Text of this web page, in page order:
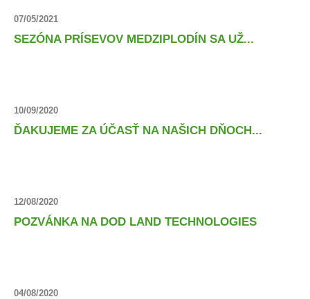
07/05/2021
SEZÓNA PRÍSEVOV MEDZIPLODÍN SA UŽ...
10/09/2020
ĎAKUJEME ZA ÚČASŤ NA NAŠICH DŇOCH...
12/08/2020
POZVÁNKA NA DOD LAND TECHNOLOGIES
04/08/2020